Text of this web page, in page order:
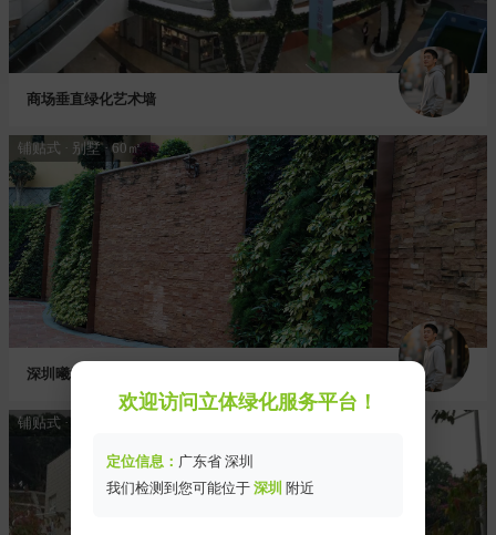
商场垂直绿化艺术墙
铺贴式 · 别墅 · 60㎡
深圳曦城别墅垂直绿化植物墙
铺贴式 · 市政 · 190㎡
欢迎访问立体绿化服务平台！
定位信息： 广东省 深圳
我们检测到您可能位于 深圳 附近